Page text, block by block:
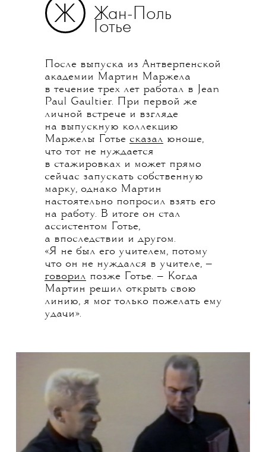
Ж Жан-Поль
Готье
После выпуска из Антверпенской
академии Мартин Маржела
в течение трех лет работал в Jean
Paul Gaultier. При первой же
личной встрече и взгляде
на выпускную коллекцию
Маржелы Готье сказал юноше,
что тот не нуждается
в стажировках и может прямо
сейчас запускать собственную
марку, однако Мартин
настоятельно попросил взять его
на работу. В итоге он стал
ассистентом Готье,
а впоследствии и другом.
«Я не был его учителем, потому
что он не нуждался в учителе, —
говорил позже Готье. — Когда
Мартин решил открыть свою
линию, я мог только пожелать ему
удачи».